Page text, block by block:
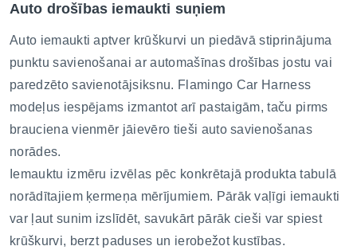
Auto drošības iemaukti suņiem
Auto iemaukti aptver krūškurvi un piedāvā stiprinājuma
punktu savienošanai ar automašīnas drošības jostu vai
paredzēto savienotājsiksnu. Flamingo Car Harness
modeļus iespējams izmantot arī pastaigām, taču pirms
brauciena vienmēr jāievēro tieši auto savienošanas
norādes.
Iemauktu izmēru izvēlas pēc konkrētajā produkta tabulā
norādītajiem ķermeņa mērījumiem. Pārāk vaļīgi iemaukti
var ļaut sunim izslīdēt, savukārt pārāk cieši var spiest
krūškurvi, berzt paduses un ierobežot kustības.